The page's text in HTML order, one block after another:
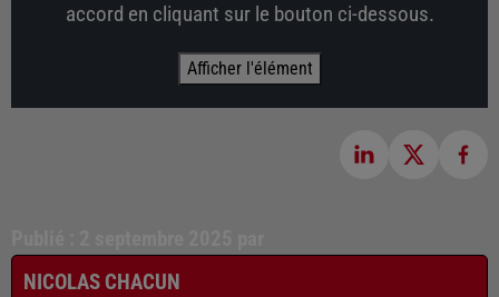
accord en cliquant sur le bouton ci-dessous.
Afficher l'élément
NICOLAS CHACUN